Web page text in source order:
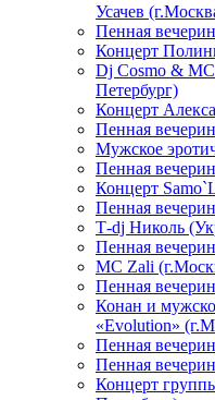
Усачев
Пенная
Концерт
Dj Cosmo & МС
Петербург)
Концерт
Пенная
Мужское
Пенная
Концерт
Пенная
Т-dj Николь
Пенная
МС Zali
Пенная
Конан и
«Evolution»
Пенная
Пенная
Концерт